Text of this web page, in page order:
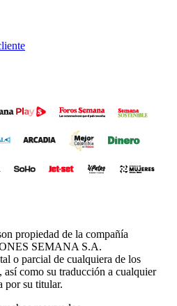
propiedad de la compañía
SEMANA S.A.
o parcial de cualquiera de los
así como su traducción a cualquier
por su titular.